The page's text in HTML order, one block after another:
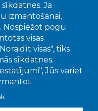
Ogre, LV- 5001
Ja
izmantošanai,
Nospiežot pogu
visas
visas", tiks
sīkdatnes.
Jūs variet